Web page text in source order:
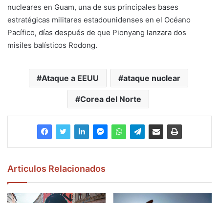
nucleares en Guam, una de sus principales bases
estratégicas militares estadounidenses en el Océano
Pacífico, días después de que Pionyang lanzara dos
misiles balísticos Rodong.
Ataque a EEUU ataque nuclear
Corea del Norte
Articulos Relacionados